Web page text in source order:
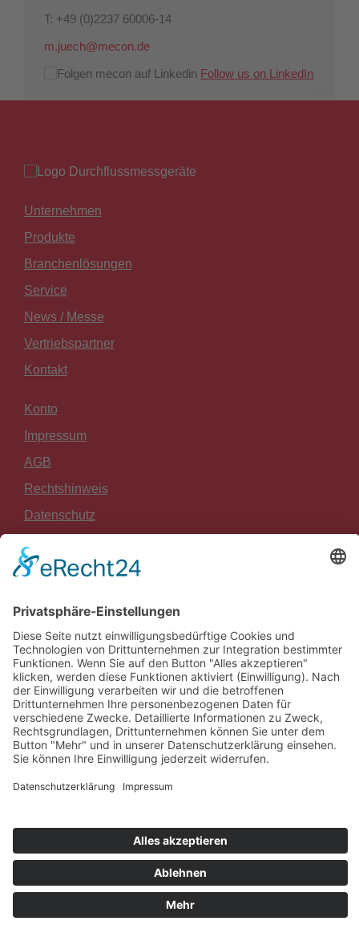
T: +49 (0)2237 60006-14
m.juech@mecon.de
Follow us on LinkedIn
Unternehmen
Produkte
Branchenlösungen
Service
News / Messe
Vertriebspartner
Kontakt
Konto
Impressum
AGB
Rechtshinweis
Datenschutz
Zahlung und Versand